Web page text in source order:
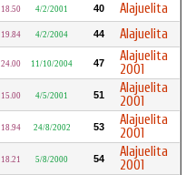
18.50 4/2/2001 40 Alajuelita
19.84 4/2/2004 44 Alajuelita
24.00 11/10/2004 47
Alajuelita
2001
15.00 4/5/2001 51
Alajuelita
2001
18.94 24/8/2002 53
Alajuelita
2001
18.21 5/8/2000 54
Alajuelita
2001